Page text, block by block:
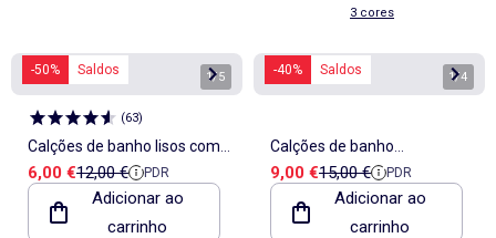
3 cores
-50% Saldos 1/5
(63)
Calções de banho lisos com
bolsos
Preço de venda
6,00 €Preço de referência
12,00 € PDR
Adicionar ao
carrinho
-40% Saldos 1/4
Calções de banho
estampados
Preço de venda
9,00 €Preço de referência
15,00 € PDR
Adicionar ao
carrinho